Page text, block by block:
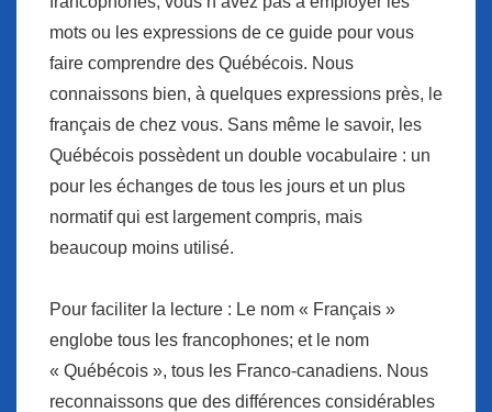
mots ou les expressions de ce guide pour vous
faire comprendre des Québécois. Nous
connaissons bien, à quelques expressions près, le
français de chez vous. Sans même le savoir, les
Québécois possèdent un double vocabulaire : un
pour les échanges de tous les jours et un plus
normatif qui est largement compris, mais
beaucoup moins utilisé.
Pour faciliter la lecture : Le nom « Français »
englobe tous les francophones; et le nom
« Québécois », tous les Franco-canadiens. Nous
reconnaissons que des différences considérables